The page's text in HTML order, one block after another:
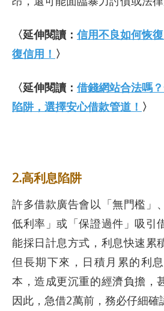
〈延伸閱讀： 信用不良如何恢
復信用！ 〉
〈延伸閱讀： 借錢網站合法嗎
陷阱，選擇安心借款管道！ 〉
2.高利息陷阱
許多借款廣告會以「無門檻」
低利率」或「保證過件」吸引
能採日計息方式，利息快速累
但長期下來，日積月累的利
本，造成更沉重的經濟負擔，
因此，急借2萬前，務必仔細確